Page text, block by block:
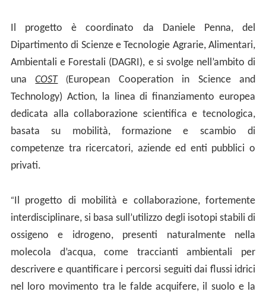
Il progetto è coordinato da Daniele Penna, del
Dipartimento di Scienze e Tecnologie Agrarie, Alimentari,
Ambientali e Forestali (DAGRI), e si svolge nell’ambito di
unaCOST(European Cooperation in Science and
Technology) Action, la linea di finanziamento europea
dedicata alla collaborazione scientifica e tecnologica,
basata su mobilità, formazione e scambio di
competenze tra ricercatori, aziende ed enti pubblici o
privati.
“Il progetto di mobilità e collaborazione, fortemente
interdisciplinare, si basa sull’utilizzo degli isotopi stabili di
ossigeno e idrogeno, presenti naturalmente nella
molecola d’acqua, come traccianti ambientali per
descrivere e quantificare i percorsi seguiti dai flussi idrici
nel loro movimento tra le falde acquifere, il suolo e la